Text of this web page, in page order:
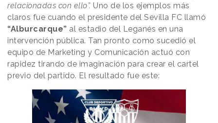
relacionadas con ello”. Uno de los ejemplos más
claros fue cuando el presidente del Sevilla FC llamó
“Alburcarque” al estadio del Leganés en una
intervención pública. Tan pronto como sucedió el
equipo de Marketing y Comunicación actuó con
rapidez tirando de imaginación para crear el cartel
previo del partido. El resultado fue este: